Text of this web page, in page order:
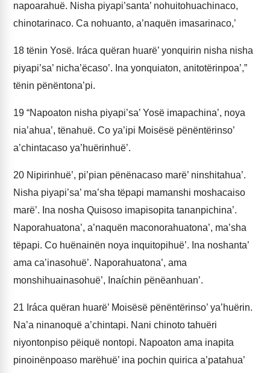
napoarahuë. Nisha piyapi’santa’ nohuitohuachinaco,
chinotarinaco. Ca nohuanto, a’naquën imasarinaco,’
18 tënin Yosë. Iráca quëran huarë’ yonquirin nisha nisha
piyapi’sa’ nicha’ëcaso’. Ina yonquiaton, anitotërinpoa’,”
tënin pënëntona’pi.
19 “Napoaton nisha piyapi’sa’ Yosë imapachina’, noya
nia’ahua’, tënahuë. Co ya’ipi Moisësë pënëntërinso’
a’chintacaso ya’huërinhuë’.
20 Nipirinhuë’, pi’pian pënënacaso marë’ ninshitahua’.
Nisha piyapi’sa’ ma’sha tëpapi mamanshi moshacaiso
marë’. Ina nosha Quisoso imapisopita tananpichina’.
Naporahuatona’, a’naquën maconorahuatona’, ma’sha
tëpapi. Co huënainën noya inquitopihuë’. Ina noshanta’
ama ca’inasohuë’. Naporahuatona’, ama
monshihuainasohuë’, Inaíchin pënëanhuan’.
21 Iráca quëran huarë’ Moisësë pënëntërinso’ ya’huërin.
Na’a ninanoquë a’chintapi. Nani chinoto tahuëri
niyontonpiso pëiquë nontopi. Napoaton ama inapita
pinoinënpoaso marëhuë’ ina pochin quirica a’patahua’